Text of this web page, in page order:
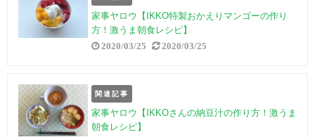
家事ヤロウ【IKKO特製おかえりマンゴーの作り
方！激うま朝食レシピ】
2020/03/25 2020/03/25
関連記事
家事ヤロウ【IKKOさんの納豆汁の作り方！激うま
朝食レシピ】